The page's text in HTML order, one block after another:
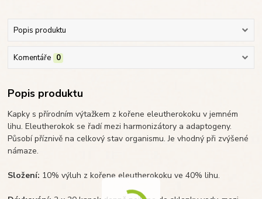
Popis produktu
Komentáře 0
Popis produktu
Kapky s přírodním výtažkem z kořene eleutherokoku v jemném
lihu. Eleutherokok se řadí mezi harmonizátory a adaptogeny.
Působí příznivě na celkový stav organismu. Je vhodný při zvýšené
námaze.
Složení: 10% výluh z kořene eleutherokoku ve 40% lihu.